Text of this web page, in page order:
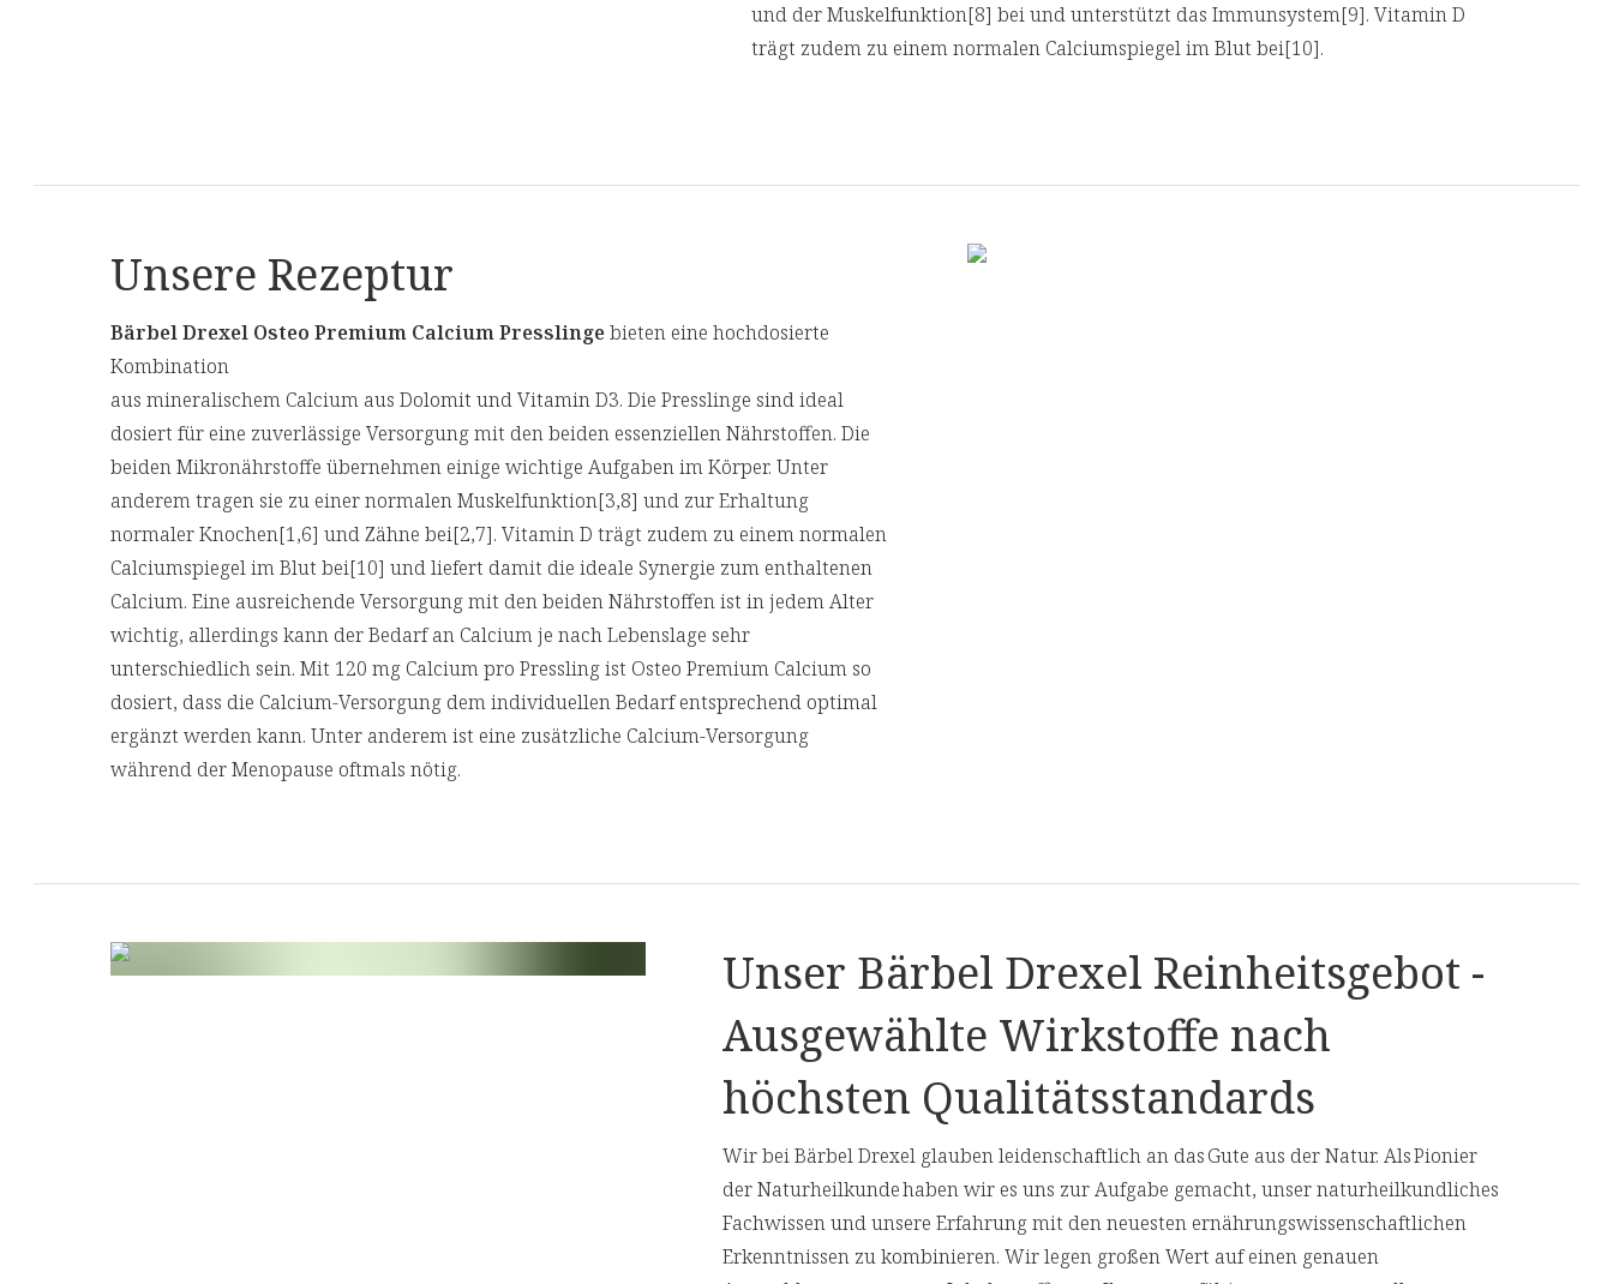
und der Muskelfunktion[8] bei und unterstützt das Immunsystem[9]. Vitamin D
trägt zudem zu einem normalen Calciumspiegel im Blut bei[10].
Unsere Rezeptur
Bärbel Drexel Osteo Premium Calcium Presslingebieten eine hochdosierte
Kombination
aus mineralischem Calcium aus Dolomit und Vitamin D3. Die Presslinge sind ideal
dosiert für eine zuverlässige Versorgung mit den beiden essenziellen Nährstoffen. Die
beiden Mikronährstoffe übernehmen einige wichtige Aufgaben im Körper. Unter
anderem tragen sie zu einer normalen Muskelfunktion[3,8] und zur Erhaltung
normaler Knochen[1,6] und Zähne bei[2,7]. Vitamin D trägt zudem zu einem normalen
Calciumspiegel im Blut bei[10] und liefert damit die ideale Synergie zum enthaltenen
Calcium. Eine ausreichende Versorgung mit den beiden Nährstoffen ist in jedem Alter
wichtig, allerdings kann der Bedarf an Calcium je nach Lebenslage sehr
unterschiedlich sein. Mit 120 mg Calcium pro Pressling ist Osteo Premium Calcium so
dosiert, dass die Calcium-Versorgung dem individuellen Bedarf entsprechend optimal
ergänzt werden kann. Unter anderem ist eine zusätzliche Calcium-Versorgung
während der Menopause oftmals nötig.
Risikofaktor für osteoporotische Knochenbrüche. Diese Angabe gilt speziell für Frauen
1200 mg Kalzium und 20 μg Vitamin D aus allen Quellen erzielt.
Vitamin K2 entschieden, um die Presslinge auch geeignet für Menschen zu machen, die
schützen wir die Inhaltsstoffe vor Licht und Oxidation und betonen zugleich unsere
Unser Bärbel Drexel Reinheitsgebot -
Ausgewählte Wirkstoffe nach
höchsten Qualitätsstandards
Wir bei Bärbel Drexel glauben leidenschaftlich an das Gute aus der Natur. Als Pionier
der Naturheilkunde haben wir es uns zur Aufgabe gemacht, unser naturheilkundliches
Fachwissen und unsere Erfahrung mit den neuesten ernährungswissenschaftlichen
Erkenntnissen zu kombinieren. Wir legen großen Wert auf einen genauen